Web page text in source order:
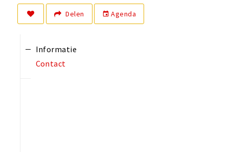
Delen event Agenda
Informatie
Contact